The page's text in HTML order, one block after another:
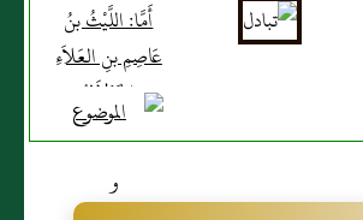
أَمَّا: اللَّيْثُ بنُ
عَاصِمِ بنِ العَلاَءِ
الخَوْلاَنِيُّ